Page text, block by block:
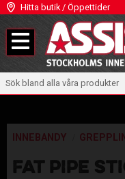
Meny
Hitta butik / Öppettider
INNEBANDY
FAT PIPE